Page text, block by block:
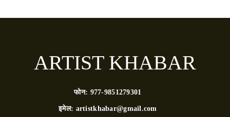
ARTIST KHABAR
फोन: 977-9851279301
इमेल: artistkhabar@gmail.com